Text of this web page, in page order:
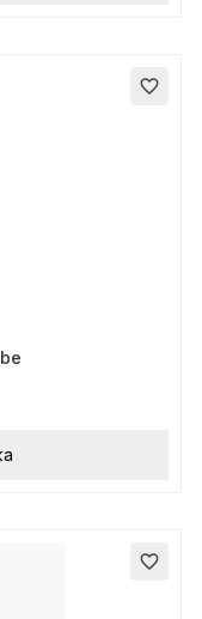
favorite_border
favorite_border